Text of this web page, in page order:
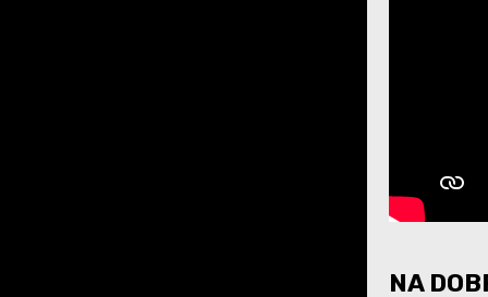
NA